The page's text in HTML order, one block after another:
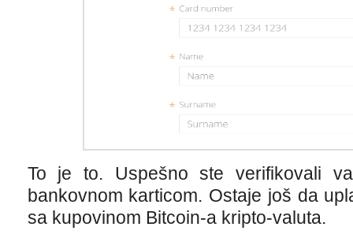
To je to. Uspešno ste verifikovali
bankovnom karticom. Ostaje još da
sa kupovinom Bitcoin-a kripto-valuta.